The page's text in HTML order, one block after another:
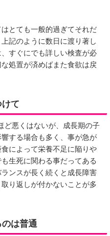
とても一般的過ぎてそれだ
記のように数日に渡り著し
すぐにでも詳しい検査が必
処置が済めばまた食欲は戻
て
ど悪くはないが、成長期の子
する場合も多く、事が急が
によって栄養不足に陥りや
生死に関わる事だってある
ンスが長く続くと成長障害
り返しが付かないことが多
は普通